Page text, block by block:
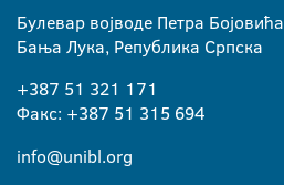
Булевар војводе Петра Бојовића
Бања Лука, Република Српска
+387 51 321 171
Факс: +387 51 315 694
info@unibl.org